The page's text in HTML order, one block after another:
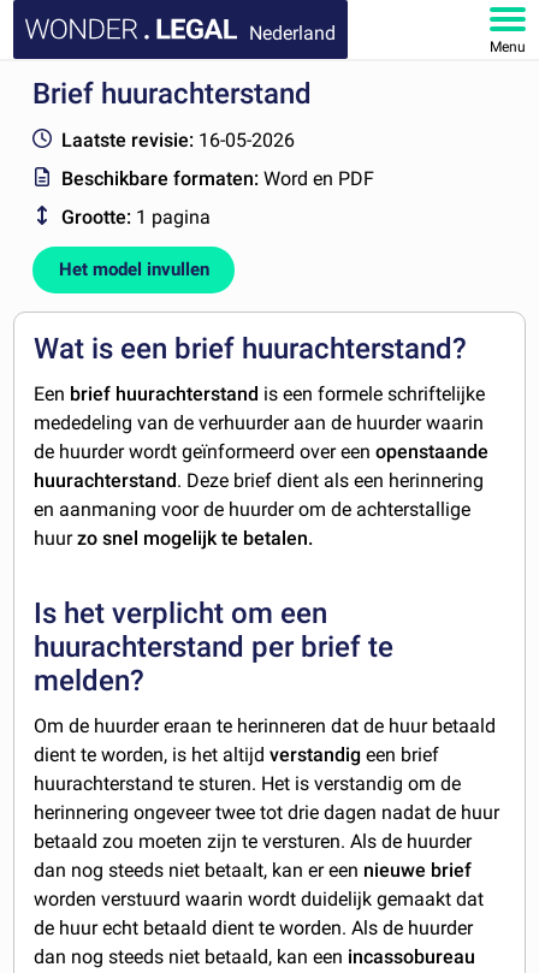
Nederland
Menu
HOME
DOCUMENTEN
FAQ
MIJN ACCOUNT
Brief huurachterstand
Laatste revisie: 16-05-2026
Beschikbare formaten:Word en PDF
Grootte: 1 pagina
Het model invullen
Wat is een brief huurachterstand?
Een brief huurachterstand is een formele schriftelijke
mededeling van de verhuurder aan de huurder waarin
de huurder wordt geïnformeerd over eenopenstaande
huurachterstand. Deze brief dient als een herinnering
en aanmaning voor de huurder om de achterstallige
huurzo snel mogelijk te betalen.
Is het verplicht om een
huurachterstand per brief te
melden?
Om de huurder eraan te herinneren dat de huur betaald
dient te worden, is het altijdverstandigeen brief
huurachterstand te sturen. Het is verstandig om de
herinnering ongeveer twee tot drie dagen nadat de huur
betaald zou moeten zijn te versturen. Als de huurder
dan nog steeds niet betaalt, kan er een nieuwe brief
worden verstuurd waarin wordt duidelijk gemaakt dat
de huur echt betaald dient te worden. Als de huurder
dan nog steeds niet betaald, kan een incassobureau